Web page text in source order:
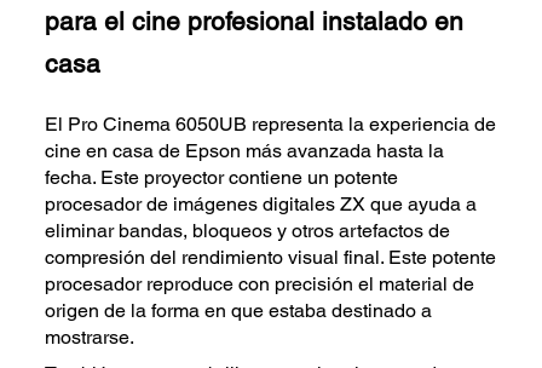
para el cine profesional instalado en
casa
El Pro Cinema 6050UB representa la experiencia de
cine en casa de Epson más avanzada hasta la
fecha. Este proyector contiene un potente
procesador de imágenes digitales ZX que ayuda a
eliminar bandas, bloqueos y otros artefactos de
compresión del rendimiento visual final. Este potente
procesador reproduce con precisión el material de
origen de la forma en que estaba destinado a
mostrarse.